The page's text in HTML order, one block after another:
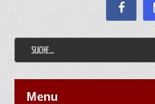
Menu